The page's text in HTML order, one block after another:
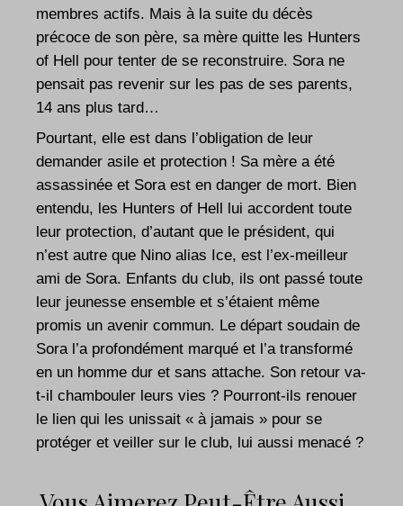
membres actifs. Mais à la suite du décès
précoce de son père, sa mère quitte les Hunters
of Hell pour tenter de se reconstruire. Sora ne
pensait pas revenir sur les pas de ses parents,
14 ans plus tard…
Pourtant, elle est dans l’obligation de leur
demander asile et protection ! Sa mère a été
assassinée et Sora est en danger de mort. Bien
entendu, les Hunters of Hell lui accordent toute
leur protection, d’autant que le président, qui
n’est autre que Nino alias Ice, est l’ex-meilleur
ami de Sora. Enfants du club, ils ont passé toute
leur jeunesse ensemble et s’étaient même
promis un avenir commun. Le départ soudain de
Sora l’a profondément marqué et l’a transformé
en un homme dur et sans attache. Son retour va-
t-il chambouler leurs vies ? Pourront-ils renouer
le lien qui les unissait « à jamais » pour se
protéger et veiller sur le club, lui aussi menacé ?